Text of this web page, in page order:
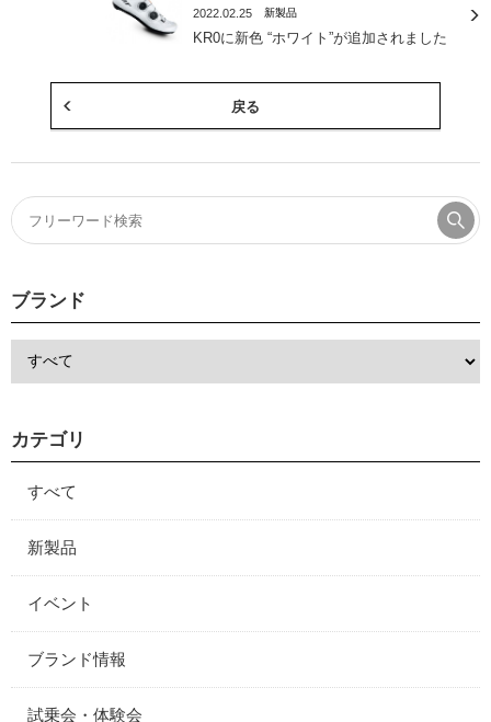
2022.02.25 新製品
KR0に新色 “ホワイト”が追加されました
戻る
ブランド
カテゴリ
すべて
新製品
イベント
ブランド情報
試乗会・体験会